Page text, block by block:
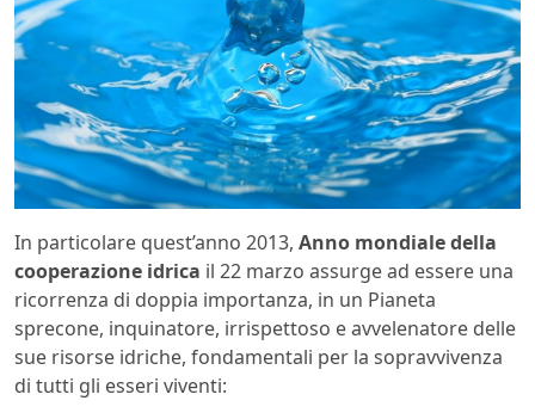
In particolare quest’anno 2013, Anno mondiale della
cooperazione idrica il 22 marzo assurge ad essere una
ricorrenza di doppia importanza, in un Pianeta
sprecone, inquinatore, irrispettoso e avvelenatore delle
sue risorse idriche, fondamentali per la sopravvivenza
di tutti gli esseri viventi: